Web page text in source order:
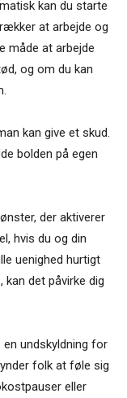
kan du starte
at arbejde og
måde at arbejde
og om du kan
kan give et skud.
bolden på egen
der aktiverer
hvis du og din
uenighed hurtigt
kan det påvirke dig
undskyldning for
folk at føle sig
eller